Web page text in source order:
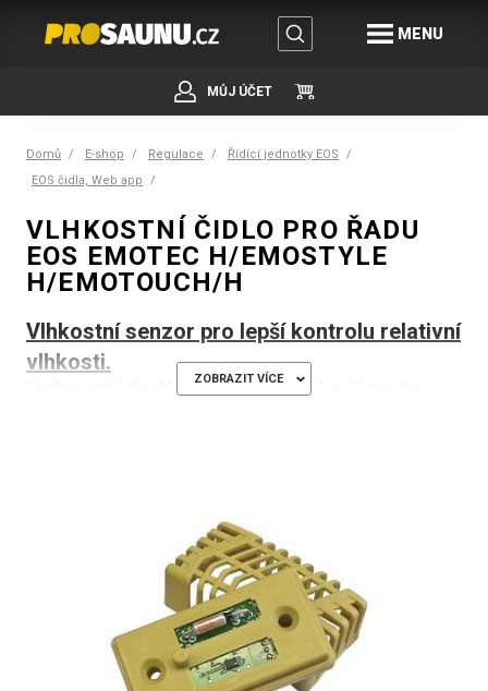
MENU
MŮJ ÚČET
Domů E-shop Regulace
Řídící jednotky EOS
EOS čidla, Web app
VLHKOSTNÍ ČIDLO PRO ŘADU
EOS EMOTEC H/EMOSTYLE
H/EMOTOUCH/H
Vlhkostní senzor pro lepší kontrolu relativní
vlhkosti.
Kombinované čidlo vlhkosti včetně pouzdra a 4 m silikonového
ZOBRAZIT VÍCE